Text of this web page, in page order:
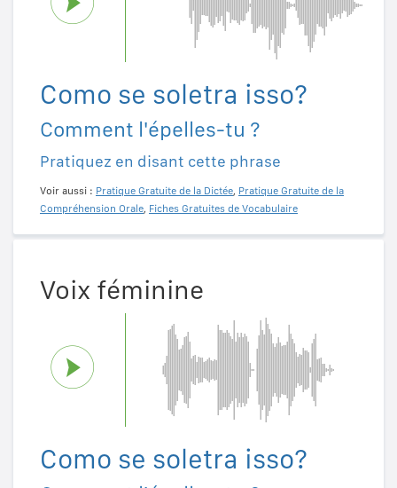
Como se soletra isso?
Comment l'épelles-tu ?
Pratiquez en disant cette phrase
Voir aussi : Pratique Gratuite de la Dictée, Pratique Gratuite de la
Compréhension Orale, Fiches Gratuites de Vocabulaire
Voix féminine
Como se soletra isso?